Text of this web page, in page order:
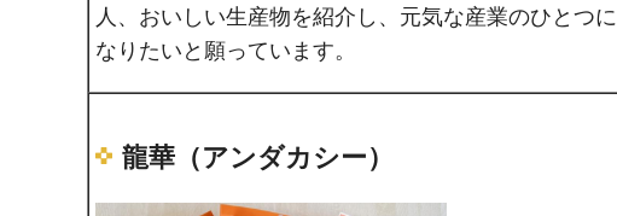
人、おいしい生産物を紹介し、元気な産業のひとつに
なりたいと願っています。
龍華（アンダカシー）